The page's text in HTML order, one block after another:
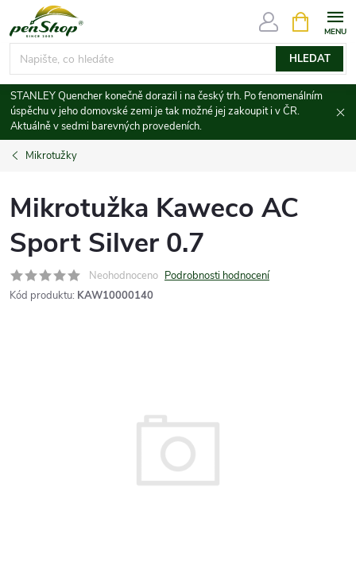
na
obsah
HLEDAT
NÁKUPNÍ
KOŠÍK
STANLEY Quencher konečně dorazil i na český trh. Po fenomenálním
úspěchu v jeho domovské zemi je tak možné jej zakoupit i v ČR.
Aktuálně v sedmi barevných provedeních.
Mikrotužky
Mikrotužka Kaweco AC
Sport Silver 0.7
Neohodnoceno Podrobnosti hodnocení
Kód produktu: KAW10000140